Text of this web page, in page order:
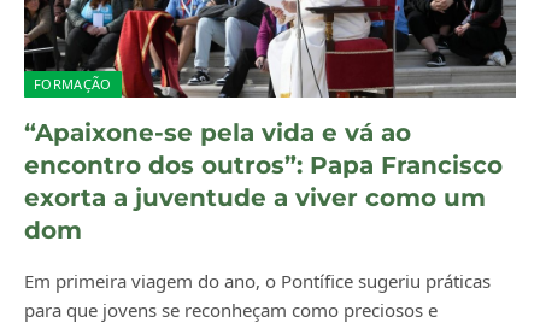
FORMAÇÃO
“Apaixone-se pela vida e vá ao
encontro dos outros”: Papa Francisco
exorta a juventude a viver como um
dom
Em primeira viagem do ano, o Pontífice sugeriu práticas
para que jovens se reconheçam como preciosos e